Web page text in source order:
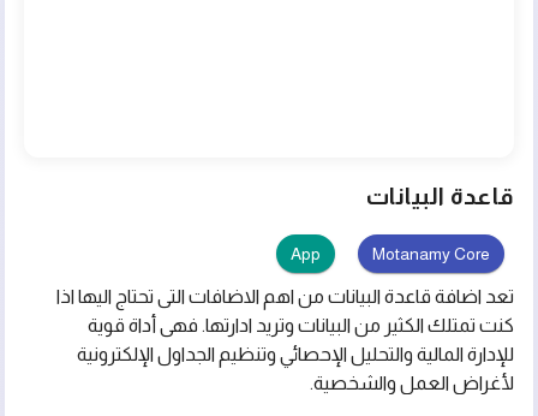
قاعدة البيانات
Motanamy Core
App
تعد اضافة قاعدة البيانات من اهم الاضافات التى تحتاج اليها اذا
كنت تمتلك الكثير من البيانات وتريد ادارتها. فهى أداة قوية
للإدارة المالية والتحليل الإحصائي وتنظيم الجداول الإلكترونية
لأغراض العمل والشخصية.